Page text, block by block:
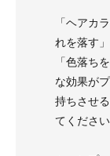
「ヘアカ
れを落す
「色落ち
な効果が
持ちさせ
てください